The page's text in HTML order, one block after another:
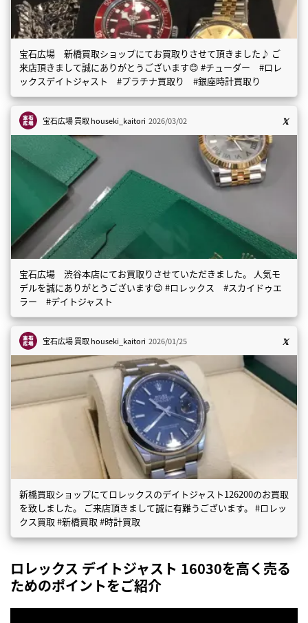
宝石広場 新橋買取ショップにてお買取りさせて頂きました♪ ご
来店頂きまして誠にありがとうございます😊 #チューダー #ロレ
ックスデイトジャスト #プラチナ買取り #銀座時計買取り
宝石広場 買取houseki_kaitori 2026/03/02
宝石広場 渋谷本店にてお買取りさせていただきました。 人気モ
デルを誠にありがとうございます😊 #ロレックス #スカイドゥエ
ラー #デイトジャスト
宝石広場 買取houseki_kaitori 2026/01/25
新橋買取ショップにてロレックスのデイトジャスト126200のお買取
を致しました。 ご来店頂きまして誠に有難うございます。 #ロレッ
クス買取 #新橋買取 #時計買取
ロレックス デイトジャスト 16030を高く売る
ためのポイントをご紹介